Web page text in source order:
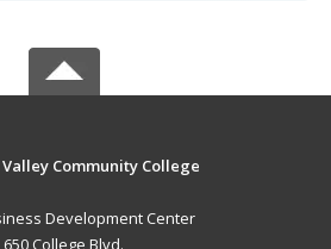
Community College
Development Center
650 College Blvd.